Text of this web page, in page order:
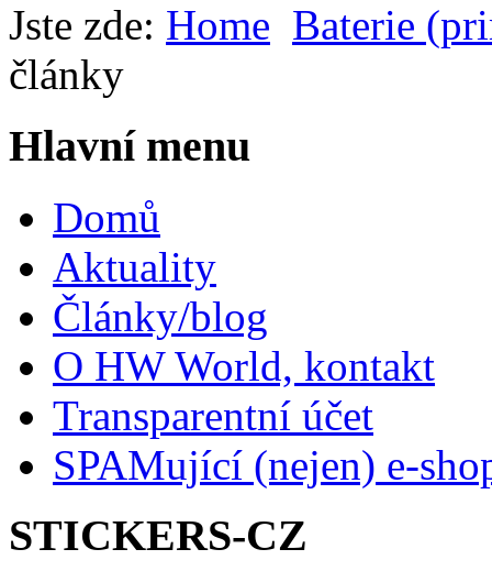
Jste zde: Home Baterie
články
Hlavní menu
Domů
Aktuality
Články/blog
O HW World, kontakt
Transparentní účet
SPAMující (nejen) e-
STICKERS-CZ